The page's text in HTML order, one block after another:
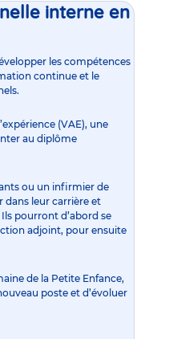
interne en
les compétences
continue et le
(VAE), une
au diplôme
ou un infirmier de
dans leur carrière et
pourront d’abord se
adjoint, pour ensuite
de la Petite Enfance,
poste et d’évoluer